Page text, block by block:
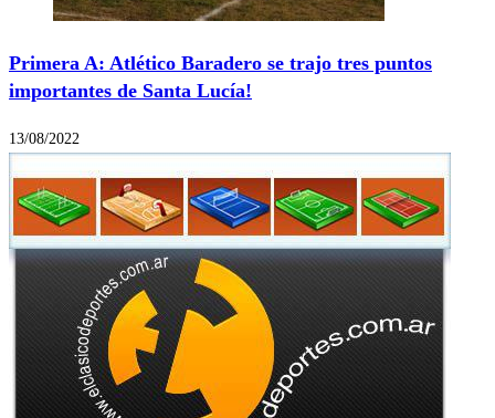
Primera A: Atlético Baradero se trajo tres puntos
importantes de Santa Lucía!
13/08/2022